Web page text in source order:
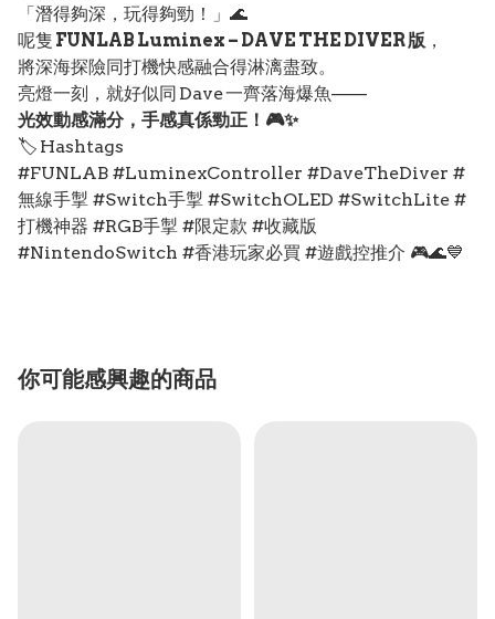
「潛得夠深，玩得夠勁！」🌊
呢隻 FUNLAB Luminex – DAVE THE DIVER 版 ，
將深海探險同打機快感融合得淋漓盡致。
亮燈一刻，就好似同 Dave 一齊落海爆魚——
光效動感滿分，手感真係勁正！🎮✨
🏷️ Hashtags
#FUNLAB #LuminexController #DaveTheDiver #
無線手掣 #Switch手掣 #SwitchOLED #SwitchLite #
打機神器 #RGB手掣 #限定款 #收藏版
#NintendoSwitch #香港玩家必買 #遊戲控推介 🎮🌊💙
你可能感興趣的商品